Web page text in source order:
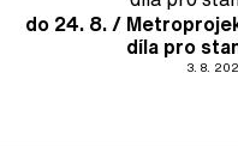
do 24. 8. /
díla pro
3. 8.